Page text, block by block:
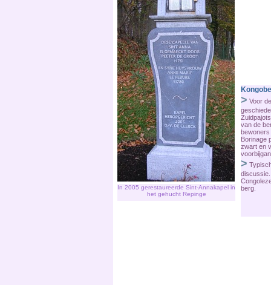
In 2005 gerestaureerde Sint-Annakapel in
het gehucht Repinge
> Voor
van de
bewoners
Borinage
zwart en
>
berg.